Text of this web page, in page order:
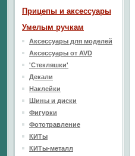
Прицепы и аксессуары
Умелым ручкам
Аксессуары для моделей
Аксессуары от AVD
'Стекляшки'
Декали
Наклейки
Шины и диски
Фигурки
Фототравление
КИТы
КИТы-металл